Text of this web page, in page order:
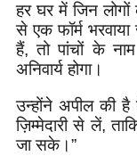
हर घर में जिन
से एक फॉर्म
हैं, तो पांचों के
अनिवार्य होगा।
उन्होंने अपील की है
ज़िम्मेदारी से लें,
जा सके।”